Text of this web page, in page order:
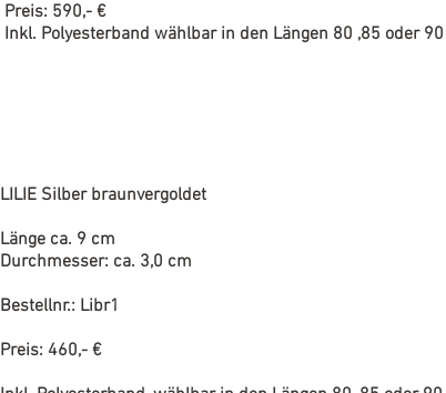
Preis: 590,- €
Inkl. Polyesterband wählbar in den Längen 80 ,85 oder
LILIE Silber braunvergoldet
Länge ca. 9 cm
Durchmesser: ca. 3,0 cm
Bestellnr.: Libr1
Preis: 460,- €